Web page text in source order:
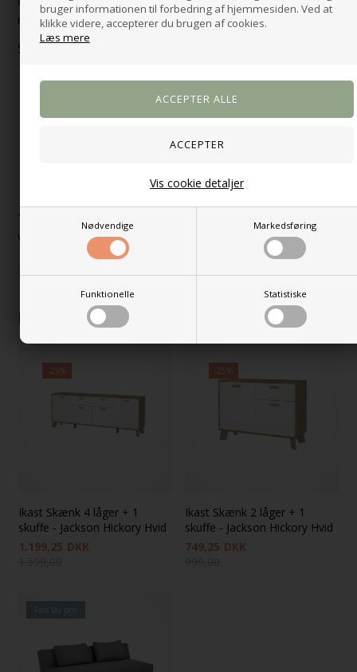
bruger informationen til forbedring af hjemmesiden. Ved at
klikke videre, accepterer du brugen af cookies.
Læs mere
Nødvendige Markedsføring
Funktionelle Statistiske
Vis cookie detaljer
monteringsvejledning.
Specifikationer:
Mål:88,7 x 39,8 x 188,2 cm
2 låger & åbent rum
Hylder:6 faste hylder & 2 justerbare hylder
Kombineret lukket og åben opbevaring
Skal samles
Tilføj et stilfuldt og funktionelt møbel til dit hjem med Ikast
vitrineskab –
køb hos Møbellageret i dag!
Kunder købte også
-25%
Ikast Skænk 4 låger + 1
skuffe - Jackson Hickory Hvid
1.199,25 DKK
-25%
Ikast Skænk 2 låger + 1
skuffe - Jackson Hickory Hvid
749,25 DKK